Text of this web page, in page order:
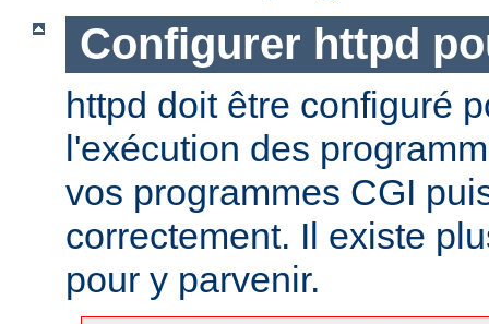
Configurer httpd
httpd doit être configuré
l'exécution des
vos programmes CGI
correctement. Il existe
pour y parvenir.